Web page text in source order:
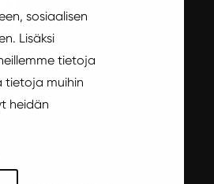
sosiaalisen
Lisäksi
tietoja
tietoja muihin
heidän